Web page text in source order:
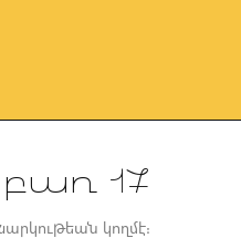
17
կողմէ։